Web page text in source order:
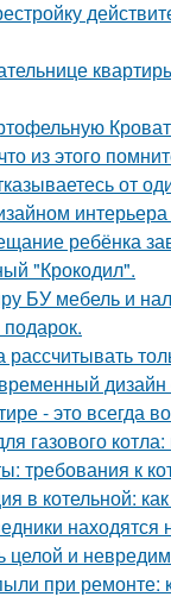
из этого
от
ребёнка
"Крокодил".
БУ мебель и
рассчитывать
дизайн
- это всегда
газового
требования к
в котельной:
находятся
и
при ремонте: